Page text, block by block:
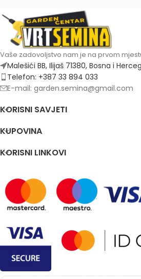
Vaše zadovoljstvo nam je na prvom
Malešići BB, Ilijaš 71380, Bosna i
Telefon: +387 33 894 033
E-mail: garden.semina@gmail.com
KORISNI SAVJETI
KUPOVINA
KORISNI LINKOVI